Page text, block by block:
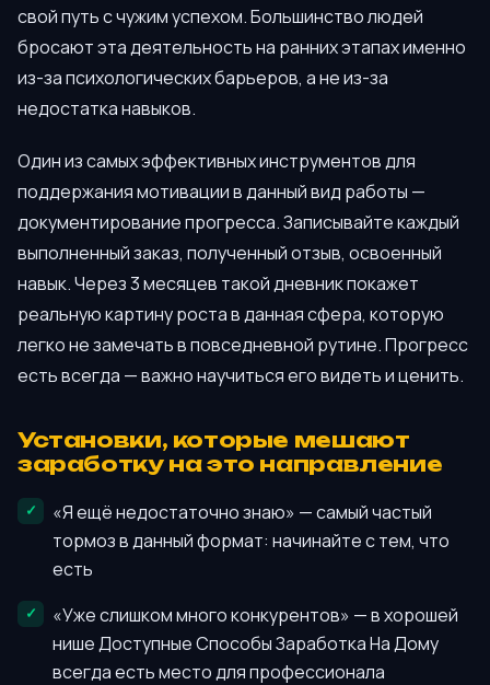
свой путь с чужим успехом. Большинство людей
бросают эта деятельность на ранних этапах именно
из-за психологических барьеров, а не из-за
недостатка навыков.
Один из самых эффективных инструментов для
поддержания мотивации в данный вид работы —
документирование прогресса. Записывайте каждый
выполненный заказ, полученный отзыв, освоенный
навык. Через 3 месяцев такой дневник покажет
реальную картину роста в данная сфера, которую
легко не замечать в повседневной рутине. Прогресс
есть всегда — важно научиться его видеть и ценить.
Установки, которые мешают
заработку на это направление
«Я ещё недостаточно знаю» — самый частый
тормоз в данный формат: начинайте с тем, что
есть
«Уже слишком много конкурентов» — в хорошей
нише Доступные Способы Заработка На Дому
всегда есть место для профессионала